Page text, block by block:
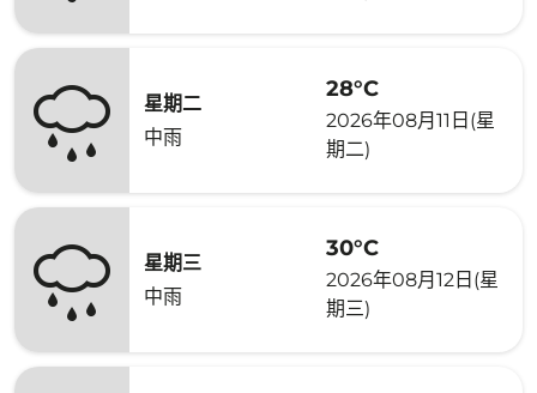
星期二
中雨
28°C
2026年08月11日(星
期二)
星期三
中雨
30°C
2026年08月12日(星
期三)